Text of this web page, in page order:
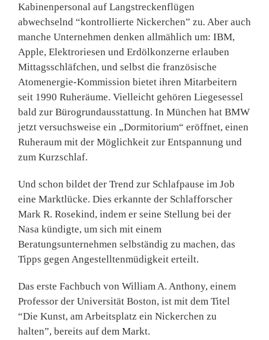
Kabinenpersonal auf Langstreckenflügen
abwechselnd “kontrollierte Nickerchen” zu. Aber auch
manche Unternehmen denken allmählich um: IBM,
Apple, Elektroriesen und Erdölkonzerne erlauben
Mittagsschläfchen, und selbst die französische
Atomenergie-Kommission bietet ihren Mitarbeitern
seit 1990 Ruheräume. Vielleicht gehören Liegesessel
bald zur Bürogrundausstattung. In München hat BMW
jetzt versuchsweise ein „Dormitorium“ eröffnet, einen
Ruheraum mit der Möglichkeit zur Entspannung und
zum Kurzschlaf.
Und schon bildet der Trend zur Schlafpause im Job
eine Markt­lücke. Dies erkannte der Schlaf­forscher
Mark R. Rosekind, indem er seine Stellung bei der
Nasa kündigte, um sich mit einem
Beratungsunternehmen selbständig zu machen, das
Tipps gegen Angestelltenmü­digkeit erteilt.
Das erste Fachbuch von William A. Anthony, einem
Professor der Universität Boston, ist mit dem Titel
“Die Kunst, am Arbeitsplatz ein Nickerchen zu
halten”, bereits auf dem Markt.